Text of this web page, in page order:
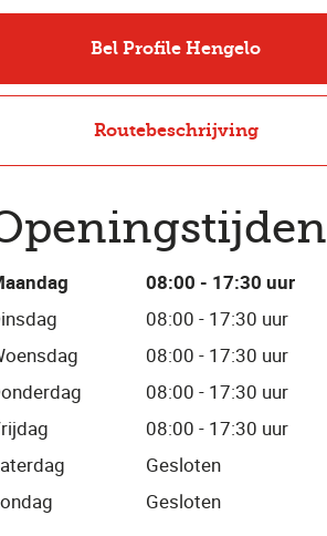
Bel Profile Hengelo
Routebeschrijving
08:00 - 17:30 uur
08:00 - 17:30 uur
08:00 - 17:30 uur
08:00 - 17:30 uur
08:00 - 17:30 uur
Gesloten
Gesloten